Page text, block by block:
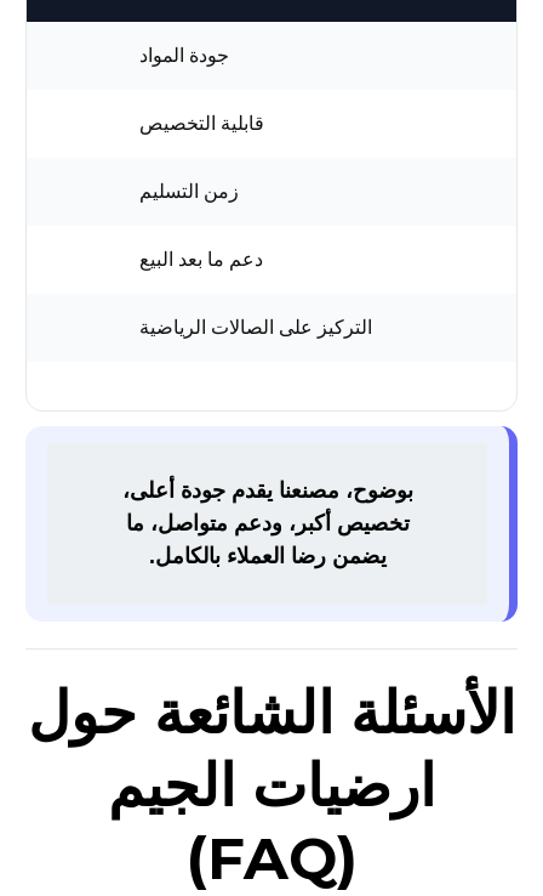
جودة المواد
قابلية التخصيص
زمن التسليم
دعم ما بعد البيع
التركيز على الصالات الرياضية
بوضوح، مصنعنا يقدم جودة أعلى،
تخصيص أكبر، ودعم متواصل، ما
يضمن رضا العملاء بالكامل.
الأسئلة الشائعة حول
ارضيات الجيم
(FAQ)